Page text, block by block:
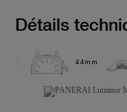
Détails
44mm